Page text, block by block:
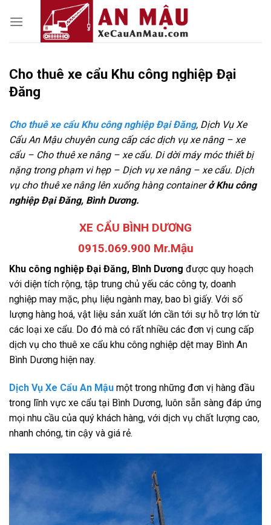
Cho thuê xe cẩu Khu công nghiệp Đại
Đăng
Cho thuê xe cẩu Khu công nghiệp Đại Đăng, Dịch Vụ Xe
Cẩu An Mậu chuyên cung cấp các dịch vụ xe nâng – xe
cẩu – Cho thuê xe nâng – xe cẩu. Di dời máy móc thiết bị
nặng trong phạm vi hẹp – Dịch vụ xe nâng – xe cẩu. Dịch
vụ cho thuê xe nâng lên xuống hàng containerở Khu công
nghiệp Đại Đăng, Bình Dương.
XE CẨU BÌNH DƯƠNG
0915.069.900 Mr.Mậu
Khu công nghiệp Đại Đăng, Bình Dương được quy hoạch
với diện tích rộng, tập trung chủ yếu các công ty, doanh
nghiệp may mặc, phụ liệu ngành may, bao bì giấy. Với số
lượng hàng hoá, vật liệu sản xuất lớn cần tới sự hỗ trợ lớn từ
các loại xe cẩu. Do đó mà có rất nhiều các đơn vị cung cấp
dịch vụ cho thuê xe cẩu khu công nghiệp dệt may Bình An
Bình Dương hiện nay.
Dịch Vụ Xe Cẩu An Mậu một trong những đơn vị hàng đầu
trong lĩnh vực xe cẩu tại Bình Dương, luôn sẵn sàng đáp ứng
mọi nhu cầu của quý khách hàng, với dịch vụ chất lượng cao,
nhanh chóng, tin cậy và giá rẻ.